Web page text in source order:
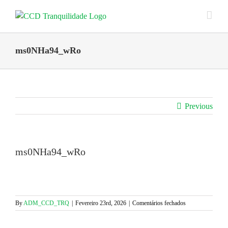
ms0NHa94_wRo
Previous
ms0NHa94_wRo
ByADM_CCD_TRQ Fevereiro 23rd, 2026 Comentários fechadosem
ms0NHa94_wRo